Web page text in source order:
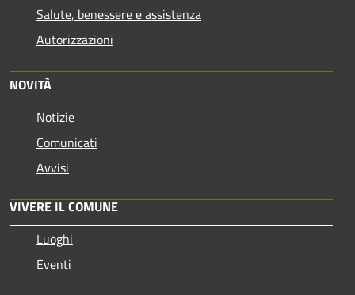
Salute, benessere e assistenza
Autorizzazioni
NOVITÀ
Notizie
Comunicati
Avvisi
VIVERE IL COMUNE
Luoghi
Eventi